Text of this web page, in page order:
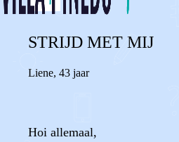
STRIJD MET MIJ
Liene, 43 jaar
Hoi allemaal,